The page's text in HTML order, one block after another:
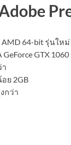
64-bit รุ่นให
GeForce GTX
ย 2GB
กว่า